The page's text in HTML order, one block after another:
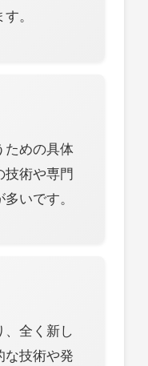
。
ための具体
技術や専門
いです。
、全く新し
な技術や発